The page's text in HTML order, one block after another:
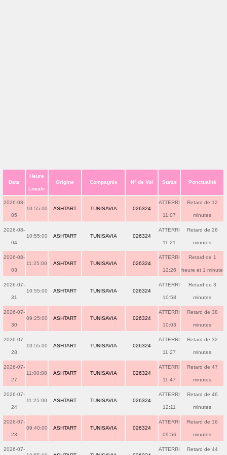
Date
Heure
Locale
Origine Compagnie N° de Vol Statut Ponctualité
2026-08-
05
10:55:00 ASHTART TUNISAVIA 026324
ATTERRI
11:07
Retard de 12
minutes
2026-08-
04
10:55:00 ASHTART TUNISAVIA 026324
ATTERRI
11:21
Retard de 26
minutes
2026-08-
03
11:25:00 ASHTART TUNISAVIA 026324
ATTERRI
12:26
Retard de 1
heure et 1 minute
2026-07-
31
10:55:00 ASHTART TUNISAVIA 026324
ATTERRI
10:58
Retard de 3
minutes
2026-07-
30
09:25:00 ASHTART TUNISAVIA 026324
ATTERRI
10:03
Retard de 38
minutes
2026-07-
28
10:55:00 ASHTART TUNISAVIA 026324
ATTERRI
11:27
Retard de 32
minutes
2026-07-
27
11:00:00 ASHTART TUNISAVIA 026324
ATTERRI
11:47
Retard de 47
minutes
2026-07-
24
11:25:00 ASHTART TUNISAVIA 026324
ATTERRI
12:11
Retard de 46
minutes
2026-07-
23
09:40:00 ASHTART TUNISAVIA 026324
ATTERRI
09:56
Retard de 16
minutes
2026-07- ATTERRI Retard de 44